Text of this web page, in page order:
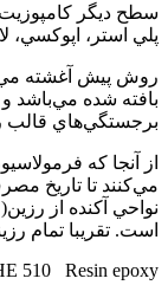
سطح ديگر
پلي استر، اپوكسي،
روش پيش آغشته
بافته شده مي‌باشد
برجستگي‌هاي قالب
از آنجا كه
مي‌كنند تا تاريخ
است. تقريبا تمام
510 Resin epoxy